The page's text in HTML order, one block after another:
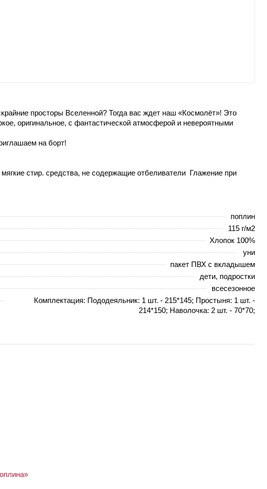
просторы Вселенной? Тогда вас ждет наш «Космолёт»! Это
оригинальное, с фантастической атмосферой и невероятными
на борт!
стир. средства, не содержащие отбеливатели Глажение при
поплин
115 г/м2
Хлопок 100%
уни
пакет ПВХ с вкладышем
дети, подростки
всесезонное
Комплектация: Пододеяльник: 1 шт. - 215*145; Простыня: 1 шт. -
214*150; Наволочка: 2 шт. - 70*70;